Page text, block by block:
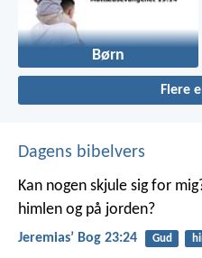
Børn
Flere
Dagens bibelvers
Kan nogen skjule sig for
himlen og på jorden?
Jeremiasʼ Bog 23:24 Gud